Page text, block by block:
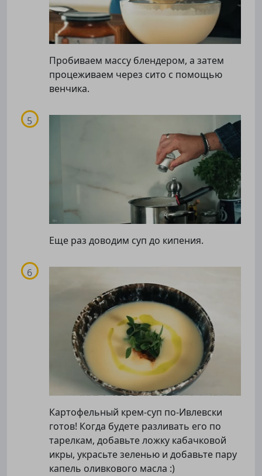
Пробиваем массу блендером, а затем
процеживаем через сито с помощью
венчика.
Еще раз доводим суп до кипения.
Картофельный крем-суп по-Ивлевски
готов! Когда будете разливать его по
тарелкам, добавьте ложку кабачковой
икры, украсьте зеленью и добавьте пару
капель оливкового масла :)